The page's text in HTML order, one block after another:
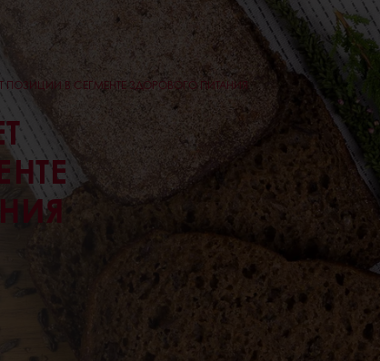
ПОЗИЦИИ В СЕГМЕНТЕ ЗДОРОВОГО ПИТАНИЯ